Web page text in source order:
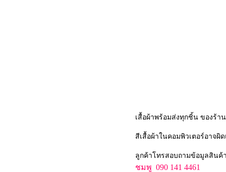
เสื้อผ้าพร้อมส่งทุกชิ้น ของร้า
สีเสื้อผ้าในคอมพิวเตอร์อาจผิ
ลูกค้าโทรสอบถามข้อมูลสินค้
ชมพู 090 141 4461